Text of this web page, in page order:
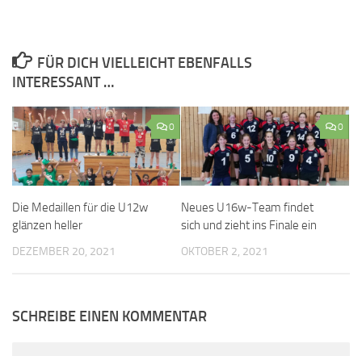
FÜR DICH VIELLEICHT EBENFALLS
INTERESSANT …
0
Die Medaillen für die U12w
glänzen heller
DEZEMBER 20, 2021
0
Neues U16w-Team findet
sich und zieht ins Finale ein
OKTOBER 2, 2021
SCHREIBE EINEN KOMMENTAR